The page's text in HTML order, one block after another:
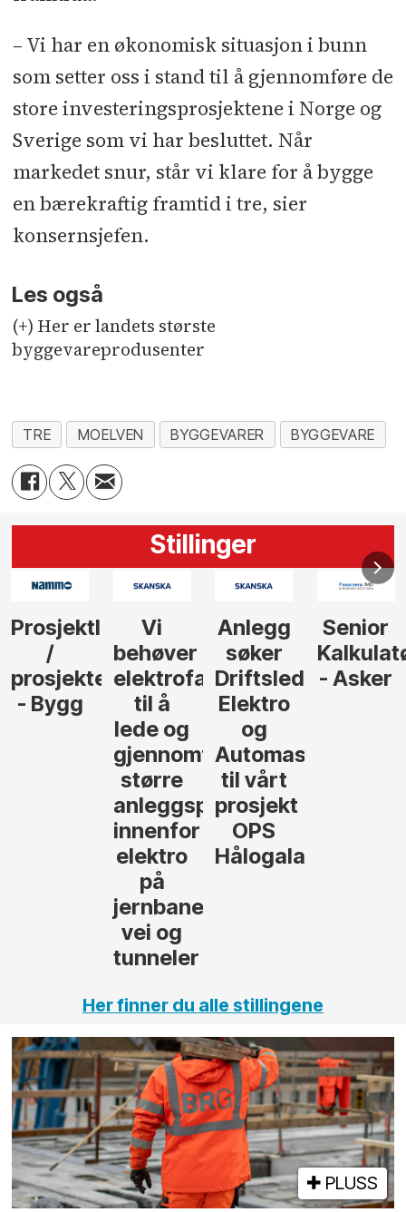
– Vi har en økonomisk situasjon i bunn
som setter oss i stand til å gjennomføre de
store investeringsprosjektene i Norge og
Sverige som vi har besluttet. Når
markedet snur, står vi klare for å bygge
en bærekraftig framtid i tre, sier
konsernsjefen.
Les også
(+) Her er landets største
byggevareprodusenter
TRE MOELVEN BYGGEVARER BYGGEVARE
Stillinger
Anlegg
søker
Driftsleder
Elektro
Automasjon
Hålogalandsvegen
Senior
Kalkulatør
- Asker
Senior
Tilbudsleder
Anlegg
- Oslo
Her finner du alle stillingene
PLUSS